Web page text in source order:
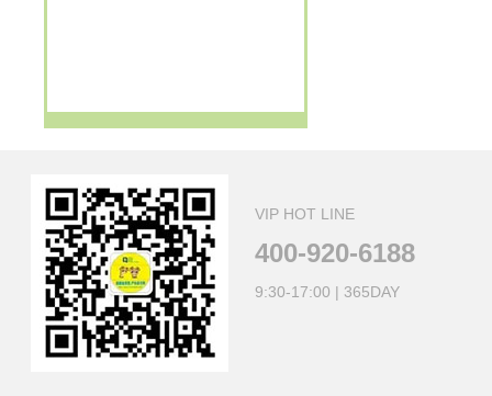
VIP HOT LINE
400-920-6188
9:30-17:00 | 365DAY